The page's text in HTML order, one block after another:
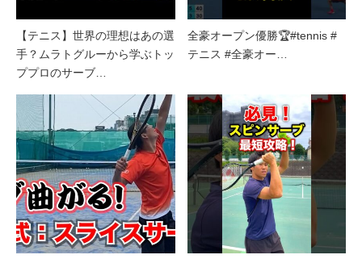
【テニス】世界の理想はあの選
手？ムラトグルーから学ぶトッ
ププロのサーブ…
全豪オープン優勝🏆#tennis #
テニス #全豪オー…